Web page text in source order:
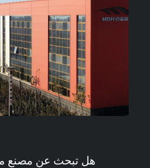
هل تبحث عن مصنع